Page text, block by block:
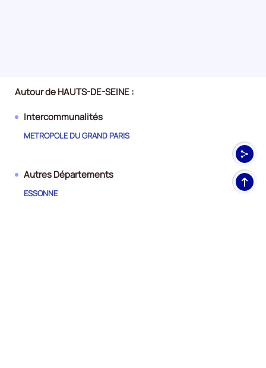
Autour de HAUTS-DE-SEINE :
Intercommunalités
METROPOLE DU GRAND PARIS
Autres Départements
ESSONNE
Haut
de